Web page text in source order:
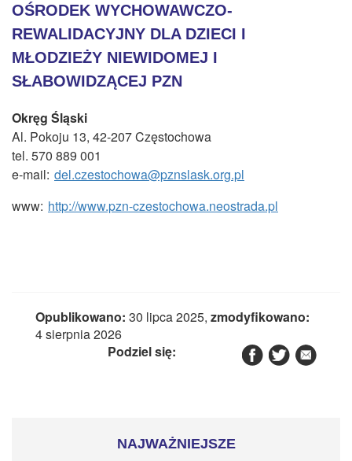
OŚRODEK WYCHOWAWCZO-
REWALIDACYJNY DLA DZIECI I
MŁODZIEŻY NIEWIDOMEJ I
SŁABOWIDZĄCEJ PZN
Okręg Śląski
Al. Pokoju 13, 42-207 Częstochowa
tel. 570 889 001
e-mail: del.czestochowa@pznslask.org.pl
www: http://www.pzn-czestochowa.neostrada.pl
Opublikowano: 30 lipca 2025, zmodyfikowano:
4 sierpnia 2026
Podziel się:
NAJWAŻNIEJSZE